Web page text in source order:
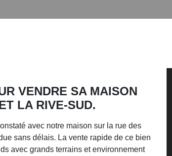
VENDRE SA MAISON
LA RIVE-SUD.
avec notre maison sur la rue des
sans délais. La vente rapide de ce bien
avec grands terrains et environnement